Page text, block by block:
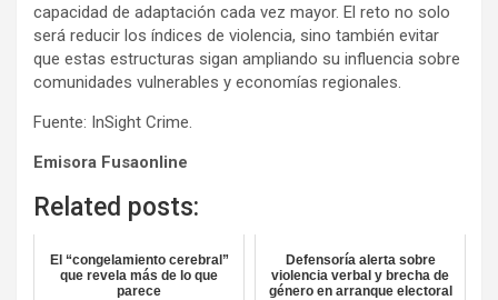
capacidad de adaptación cada vez mayor. El reto no solo
será reducir los índices de violencia, sino también evitar
que estas estructuras sigan ampliando su influencia sobre
comunidades vulnerables y economías regionales.
Fuente: InSight Crime.
Emisora Fusaonline
Related posts:
El “congelamiento cerebral”
que revela más de lo que
parece
Defensoría alerta sobre
violencia verbal y brecha de
género en arranque electoral